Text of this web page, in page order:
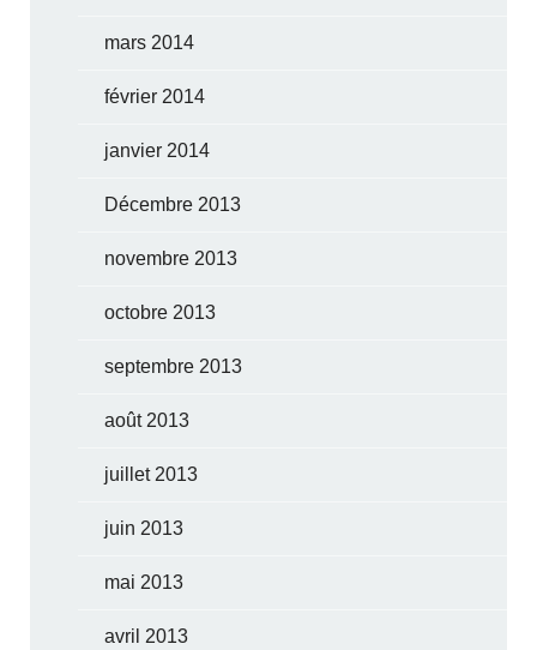
mars 2014
février 2014
janvier 2014
Décembre 2013
novembre 2013
octobre 2013
septembre 2013
août 2013
juillet 2013
juin 2013
mai 2013
avril 2013